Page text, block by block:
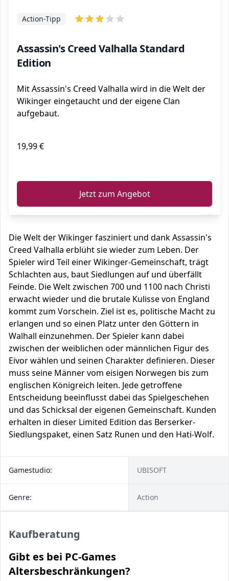
Assassin's Creed Valhalla Standard
Edition
Action-Tipp
Mit Assassin's Creed Valhalla wird in die Welt der
Wikinger eingetaucht und der eigene Clan
aufgebaut.
19,99 €
Jetzt zum Angebot
Die Welt der Wikinger fasziniert und dank Assassin's
Creed Valhalla erblüht sie wieder zum Leben. Der
Spieler wird Teil einer Wikinger-Gemeinschaft, trägt
Schlachten aus, baut Siedlungen auf und überfällt
Feinde. Die Welt zwischen 700 und 1100 nach Christi
erwacht wieder und die brutale Kulisse von England
kommt zum Vorschein. Ziel ist es, politische Macht zu
erlangen und so einen Platz unter den Göttern in
Walhall einzunehmen. Der Spieler kann dabei
zwischen der weiblichen oder männlichen Figur des
Eivor wählen und seinen Charakter definieren. Dieser
muss seine Männer vom eisigen Norwegen bis zum
englischen Königreich leiten. Jede getroffene
Entscheidung beeinflusst dabei das Spielgeschehen
und das Schicksal der eigenen Gemeinschaft. Kunden
erhalten in dieser Limited Edition das Berserker-
Siedlungspaket, einen Satz Runen und den Hati-Wolf.
Gamestudio: UBISOFT
Genre: Action
Kaufberatung
Gibt es bei PC-Games
Altersbeschränkungen?